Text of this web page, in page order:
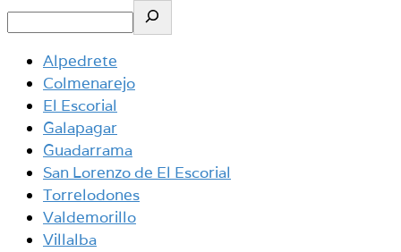
Alpedrete
Colmenarejo
El Escorial
Galapagar
Guadarrama
San Lorenzo de El Escorial
Torrelodones
Valdemorillo
Villalba